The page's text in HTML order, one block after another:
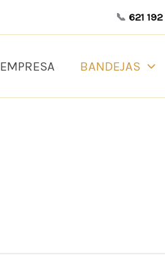
📞 621
EMPRESA BANDEJAS